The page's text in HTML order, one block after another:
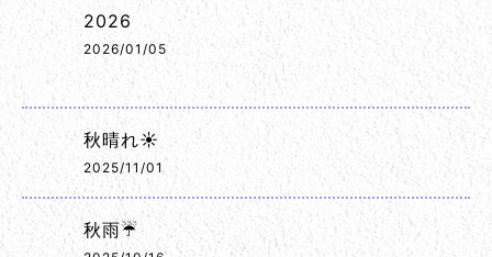
2026
2026/01/05
秋晴れ☀️
2025/11/01
秋雨☔